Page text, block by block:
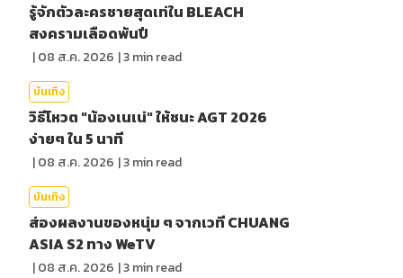
รู้จักตัวละครชายสุดเท่ใน BLEACH
สงครามเลือดพันปี
|08 ส.ค. 2026 |3min read
บันเทิง
วิธีโหวต "น้องเนเน่" ให้ชนะ AGT 2026
ง่ายๆ ใน 5 นาที
|08 ส.ค. 2026 |3min read
บันเทิง
ส่องผลงานของหนุ่ม ๆ จากเวที CHUANG
ASIA S2 ทาง WeTV
|08 ส.ค. 2026 |3min read